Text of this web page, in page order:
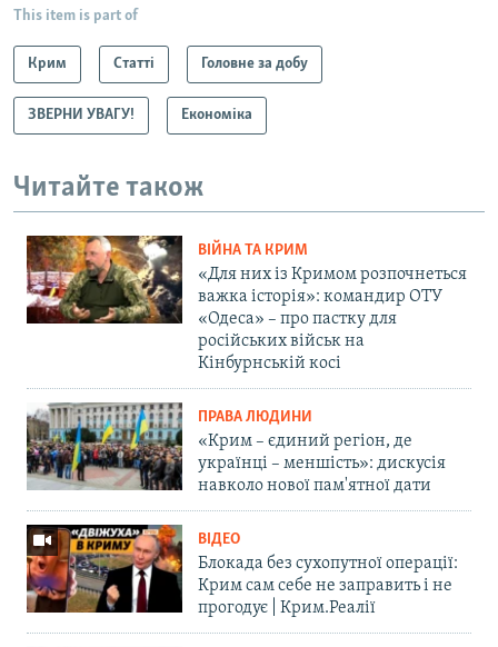
This item is part of
Крим Статті Головне за добу
ЗВЕРНИ УВАГУ! Економіка
Читайте також
ВІЙНА ТА КРИМ
«Для них із Кримом розпочнеться
важка історія»: командир ОТУ
«Одеса» – про пастку для
російських військ на
Кінбурнській косі
ПРАВА ЛЮДИНИ
«Крим – єдиний регіон, де
українці – меншість»: дискусія
навколо нової пам'ятної дати
ВІДЕО
Блокада без сухопутної операції:
Крим сам себе не заправить і не
прогодує | Крим.Реалії